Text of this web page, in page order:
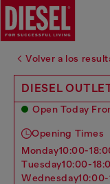
Volver a los
DIESEL
Open Today
Opening Times
monday10:00-
tuesday10:00-
wednesday